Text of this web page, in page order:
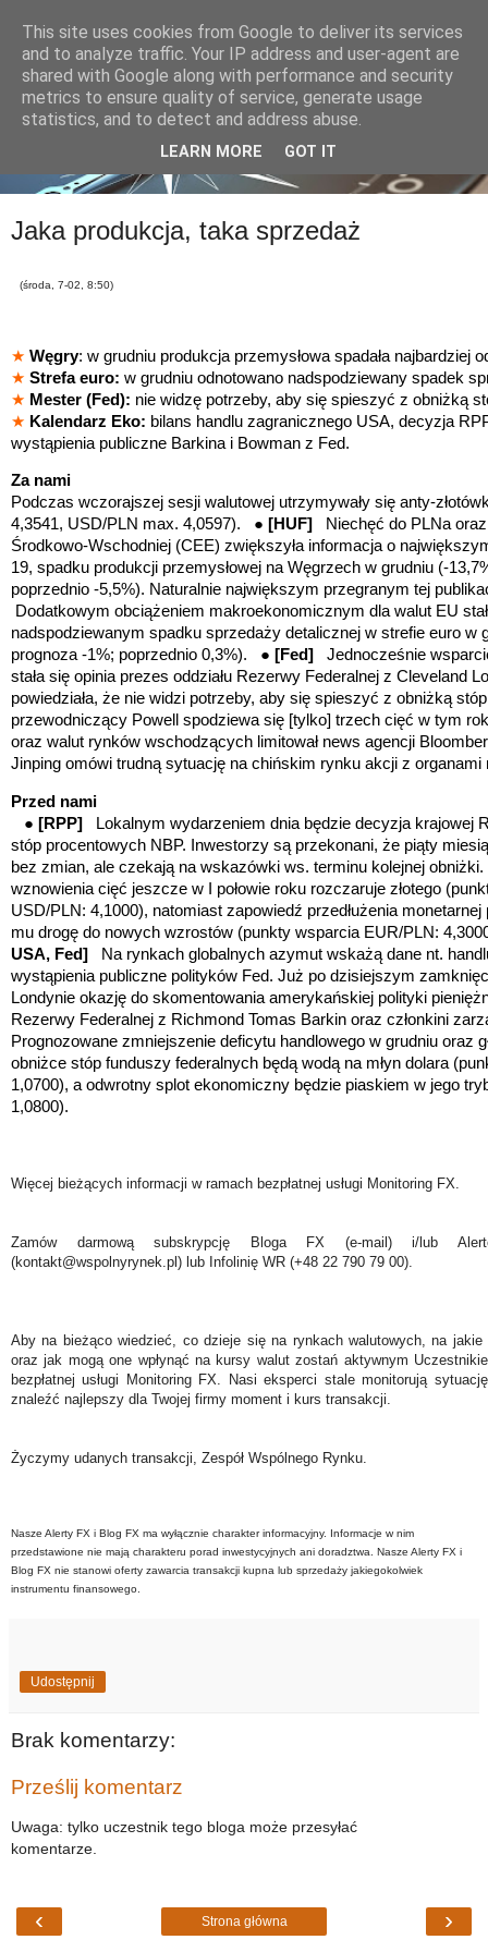
Jaka produkcja, taka sprzedaż
(środa, 7-02, 8:50)
★ Węgry: w grudniu produkcja przemysłowa spadała najbardziej
★ Strefa euro: w grudniu odnotowano nadspodziewany spadek
★ Mester (Fed): nie widzę potrzeby, aby się spieszyć z obniżką
★ Kalendarz Eko: bilans handlu zagranicznego USA, decyzja
wystąpienia publiczne Barkina i Bowman z Fed.
Za nami
Podczas wczorajszej sesji walutowej utrzymywały się anty-
4,3541, USD/PLN max. 4,0597). ● [HUF]
Niechęć do PLNa
Środkowo-Wschodniej (CEE) zwiększyła informacja o
19, spadku produkcji przemysłowej na Węgrzech w grudniu (-
poprzednio -5,5%). Naturalnie największym przegranym tej
Dodatkowym obciążeniem makroekonomicznym dla walut EU
nadspodziewanym spadku sprzedaży detalicznej w strefie euro w
prognoza -1%; poprzednio 0,3%). ● [Fed] Jednocześnie
stała się opinia prezes oddziału Rezerwy Federalnej z Cleveland
powiedziała, że nie widzi potrzeby, aby się spieszyć z obniżką
przewodniczący Powell spodziewa się [tylko] trzech cięć w tym
oraz walut rynków wschodzących limitował news agencji
Jinping omówi trudną sytuację na chińskim rynku akcji z organami
Przed nami
● [RPP]
Lokalnym wydarzeniem dnia będzie decyzja krajowej
stóp procentowych NBP. Inwestorzy są przekonani, że piąty
bez zmian, ale czekają na wskazówki ws. terminu kolejnej
wznowienia cięć jeszcze w I połowie roku rozczaruje złotego
USD/PLN: 4,1000), natomiast zapowiedź przedłużenia monetarnej
mu drogę do nowych wzrostów (punkty wsparcia EUR/PLN:
USA, Fed]
Na rynkach globalnych azymut wskażą dane nt.
wystąpienia publiczne polityków Fed. Już po dzisiejszym
Londynie okazję do skomentowania amerykańskiej polityki
Rezerwy Federalnej z Richmond Tomas Barkin oraz członkini
Prognozowane zmniejszenie deficytu handlowego w grudniu oraz
obniżce stóp funduszy federalnych będą wodą na młyn dolara
1,0700), a odwrotny splot ekonomiczny będzie piaskiem w jego
1,0800).
Więcej bieżących informacji w ramach bezpłatnej usługi Monitoring FX.
Zamów darmową subskrypcję Bloga FX (e-mail) i/lub
(kontakt@wspolnyrynek.pl) lub Infolinię WR (+48 22 790 79 00).
Aby na bieżąco wiedzieć, co dzieje się na rynkach walutowych, na
oraz jak mogą one wpłynąć na kursy walut zostań aktywnym
bezpłatnej usługi Monitoring FX. Nasi eksperci stale monitorują
znaleźć najlepszy dla Twojej firmy moment i kurs transakcji.
Życzymy udanych transakcji, Zespół Wspólnego Rynku.
Nasze Alerty FX i Blog FX ma wyłącznie charakter informacyjny. Informacje w nim
przedstawione nie mają charakteru porad inwestycyjnych ani doradztwa. Nasze Alerty FX i
Blog FX nie stanowi oferty zawarcia transakcji kupna lub sprzedaży jakiegokolwiek
instrumentu finansowego.
Udostępnij
Brak komentarzy:
Prześlij komentarz
Uwaga: tylko uczestnik tego bloga może przesyłać
komentarze.
‹ ›
Strona główna
This site uses cookies from Google to deliver its services
and to analyze traffic. Your IP address and user-agent are
shared with Google along with performance and security
metrics to ensure quality of service, generate usage
statistics, and to detect and address abuse.
LEARN MORE GOT IT